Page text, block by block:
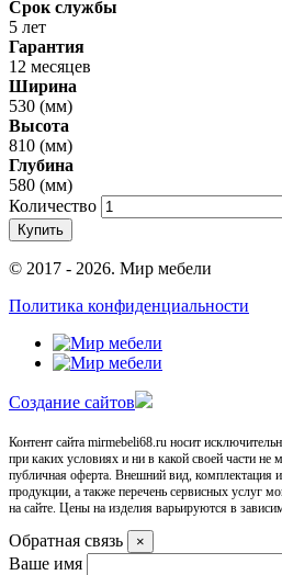
Срок службы
5 лет
Гарантия
12 месяцев
Ширина
530 (мм)
Высота
810 (мм)
Глубина
580 (мм)
Количество
Купить
© 2017 - 2026. Мир мебели
Политика конфиденциальности
Cоздание сайтов
Контент сайта mirmebeli68.ru носит
при каких условиях и ни в какой своей части не
публичная оферта. Внешний вид, комплектация
продукции, а также перечень сервисных услуг
на сайте. Цены на изделия варьируются в
Обратная связь ×
Ваше имя